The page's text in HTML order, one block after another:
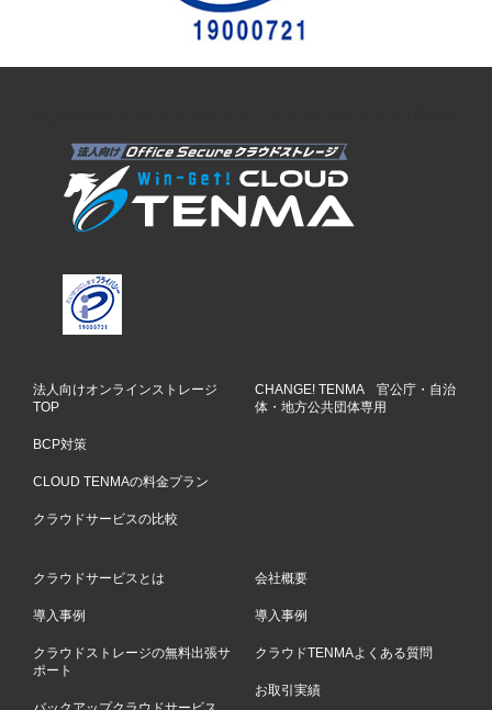
法人向けオンラインストレージ
TOP
BCP対策
CLOUD TENMAの料金プラン
クラウドサービスの比較
CHANGE! TENMA 官公庁・自治
体・地方公共団体専用
クラウドサービスとは
導入事例
クラウドストレージの無料出張サ
ポート
会社概要
導入事例
クラウドTENMAよくある質問
お取引実績